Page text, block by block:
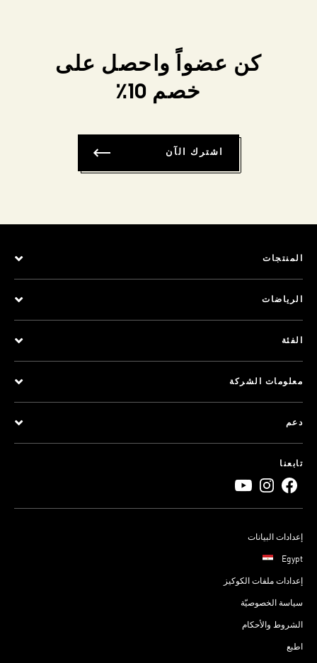
كن عضواً واحصل على
خصم 10٪
اشترك الآن
المنتجات
الرياضات
الفئة
معلومات الشركة
دعم
تابعنا
إعدادات البيانات
Egypt
إعدادات ملفات الكوكيز
سياسة الخصوصيّة
الشروط والأحكام
اطبع